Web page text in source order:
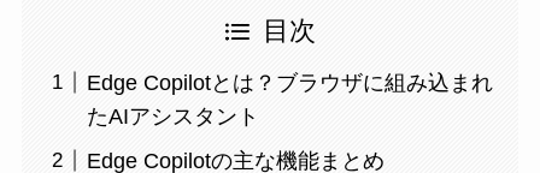
目次
Edge Copilotとは？ブラウザに組み込まれ
たAIアシスタント
Edge Copilotの主な機能まとめ